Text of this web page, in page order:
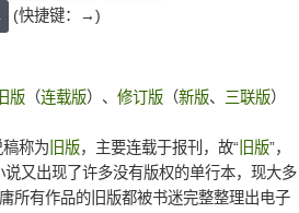
(快捷键：→)
旧版 （连载版）、 修订版 （新版、 三联版）
称为 旧版，主要连载于报刊，故“ 旧版”，
说又出现了许多没有版权的单行本，现大多
所有作品的旧版都被书迷完整整理出电子